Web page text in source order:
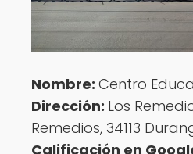
Nombre: Centro
Dirección: Los
Remedios, 34113
Calificación en